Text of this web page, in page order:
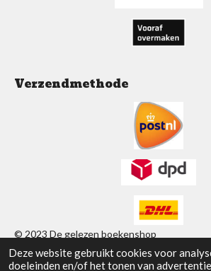
Deze website gebruikt cookies voor
doeleinden en/of het tonen van
Verzendmethode
© 2023 De gelezen boekenshop
Powered byJouwWeb